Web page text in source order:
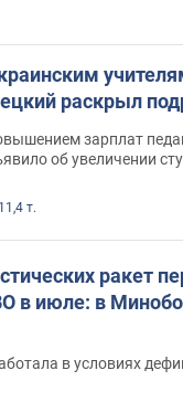
раскрыл
зарплат
об увеличении
11,4 т.
ракет
в июле: в
в условиях